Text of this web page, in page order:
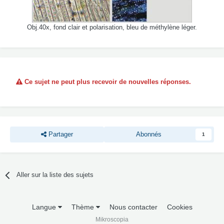
Obj.40x, fond clair et polarisation, bleu de méthylène léger.
Ce sujet ne peut plus recevoir de nouvelles réponses.
Partager Abonnés 1
Aller sur la liste des sujets
Langue Thème Nous contacter Cookies
Mikroscopia